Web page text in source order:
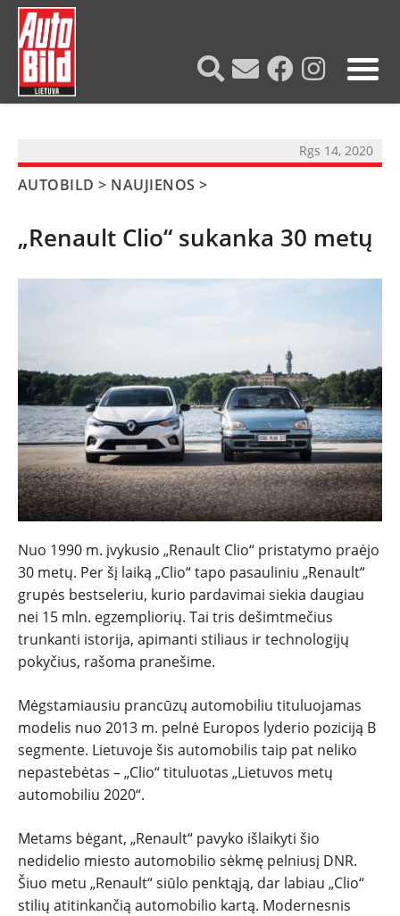
NAUJIENOS
TESTAI
NAUJI
NAUDOTI
REPORTAŽAI
SPORTAS
PATARIMAI
ĮVAIRENYBĖS
Rgs 14, 2020
AUTOBILD > NAUJIENOS >
„Renault Clio“ sukanka 30 metų
Nuo 1990 m. įvykusio „Renault Clio“ pristatymo praėjo
30 metų. Per šį laiką „Clio“ tapo pasauliniu „Renault“
grupės bestseleriu, kurio pardavimai siekia daugiau
nei 15 mln. egzempliorių. Tai tris dešimtmečius
trunkanti istorija, apimanti stiliaus ir technologijų
pokyčius, rašoma pranešime.
Mėgstamiausiu prancūzų automobiliu tituluojamas
modelis nuo 2013 m. pelnė Europos lyderio poziciją B
segmente. Lietuvoje šis automobilis taip pat neliko
nepastebėtas – „Clio“ tituluotas „Lietuvos metų
automobiliu 2020“.
Metams bėgant, „Renault“ pavyko išlaikyti šio
nedidelio miesto automobilio sėkmę pelniusį DNR.
Šiuo metu „Renault“ siūlo penktąją, dar labiau „Clio“
stilių atitinkančią automobilio kartą. Modernesnis